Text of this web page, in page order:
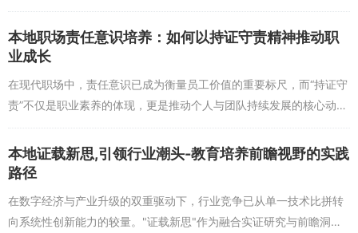
级、计算机二级等基础证书，同时通过实习和职业培训明确职业方
向，为后续发展铺垫。进入职场1-3年的成长阶段，需要聚焦专业技能
提升，考取行业内有分量的中级证书，如人力资源管理师、软件设计
师等，同时通过在职教育（如MBA、专业硕士）提升综合能力，向“职
场骨干”迈进。
思维和创新能力，通过EMBA提升管理能力，考取行业顶尖认证（如
金融领域的CFA、医疗领域的FACC），同时参与行业前沿研究，保持
在领域内的领先地位。不同阶段的规划如同航船在不同海域的调整，
让每一步都走得扎实，最终抵达“行业专家”的职业彼岸。
知姿态，更是打破思维壁垒的必要路径；“教育培养包容心态”作为连
接开放理念...
本地职场责任意识培养：如何以持证守责精神推动职
业成长
在现代职场中，责任意识已成为衡量员工价值的重要标尺，而“持证守
责”不仅是职业素养的体现，更是推动个人与团队持续发展的核心动
力。本文将从职场担当的实践意义出发，深入探讨如何通过教育培养
责任意识，帮助职场...
本地证载新思,引领行业潮头-教育培养前瞻视野的实践
路径
在数字经济与产业升级的双重驱动下，行业竞争已从单一技术比拼转
向系统性创新能力的较量。"证载新思"作为融合实证研究与前瞻洞察